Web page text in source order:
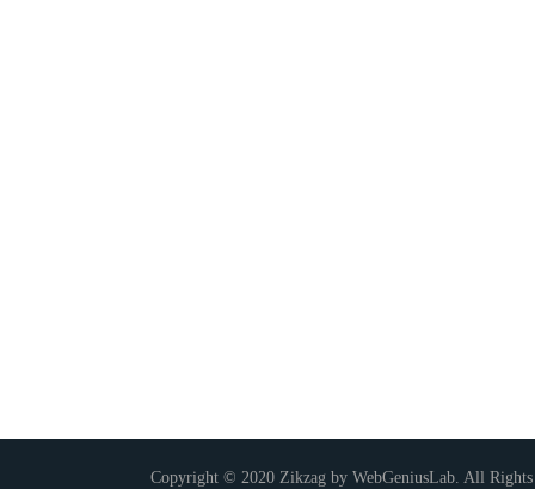
Copyright © 2020 Zikzag by WebGeniusLab. All Rights